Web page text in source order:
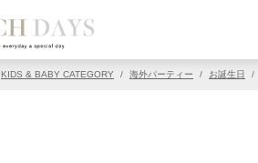
KIDS & BABY CATEGORY / 海外パーティー / お誕生日 /